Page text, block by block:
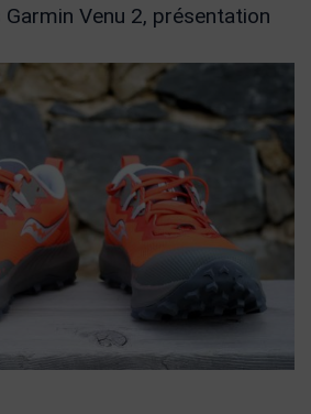
Venu 2, présentation